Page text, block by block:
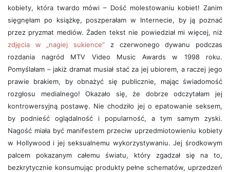
kobiety, która twardo mówi – Dość molestowaniu kobiet! Zanim
sięgnęłam po książkę, poszperałam w Internecie, by ją poznać
przez pryzmat mediów. Żaden tekst nie powiedział mi więcej, niż
zdjęcia w „nagiej sukience” z czerwonego dywanu podczas
rozdania nagród MTV Video Music Awards w 1998 roku.
Pomyślałam – jakiż dramat musiał stać za jej ubiorem, a raczej jego
prawie brakiem, by obnażyć się publicznie, mając świadomość
rozgłosu medialnego! Okazało się, że dobrze odczytałam jej
kontrowersyjną postawę. Nie chodziło jej o epatowanie seksem,
by podnieść oglądalność i popularność, a tym samym zyski.
Nagość miała być manifestem przeciw uprzedmiotowieniu kobiety
w Hollywood i jej seksualnemu wykorzystywaniu. Jej środkowym
palcem pokazanym całemu światu, który zgadzał się na to,
bezkrytycznie konsumując produkty pełne schematów, uprzedzeń